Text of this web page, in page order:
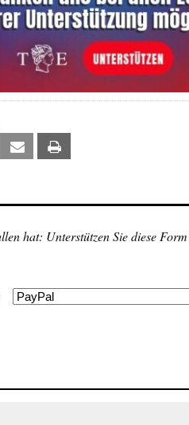
Xing Email
hat: Unterstützen Sie diese